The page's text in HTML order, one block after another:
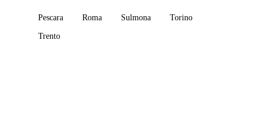
Pescara Roma Sulmona
Torino
Trento